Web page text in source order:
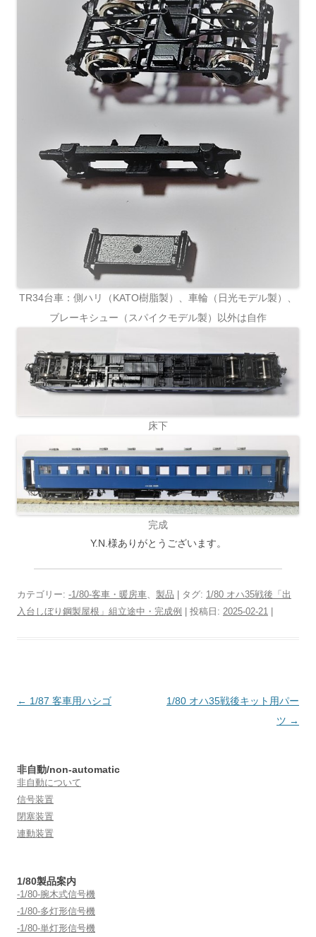
TR34台車：側ハリ（KATO樹脂製）、車輪（日光モデル製）、
ブレーキシュー（スパイクモデル製）以外は自作
床下
完成
Y.N.様ありがとうございます。
カテゴリー: -1/80-客車・暖房車、 製品 | タグ: 1/80 オハ35戦後「出
入台しぼり鋼製屋根」組立途中・完成例
| 投稿日: 2025-02-21
投
ゲ
ー
シ
ョ
← 1/87 客車用ハシゴ
1/80 オハ35戦後キット用パー
ツ →
非自動/non-automatic
非自動について
信号装置
閉塞装置
連動装置
1/80製品案内
-1/80-腕木式信号機
-1/80-多灯形信号機
-1/80-単灯形信号機